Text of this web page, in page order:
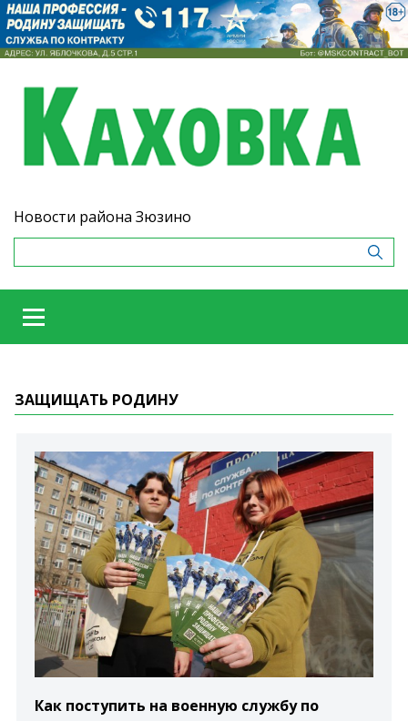
Новости района Зюзино
ЗАЩИЩАТЬ РОДИНУ
Как поступить на военную службу по